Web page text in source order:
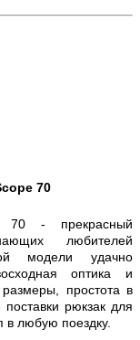
70
70 - прекрасный
любителей
модели удачно
оптика и
простота в
рюкзак для
в любую поездку.